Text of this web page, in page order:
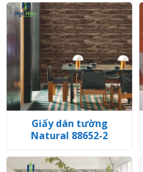
Giấy dán tường
Natural 88652-2